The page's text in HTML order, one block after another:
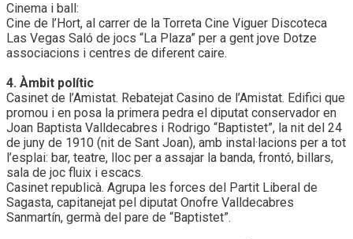
Cinema i ball:
Cine de l’Hort, al carrer de la Torreta Cine Viguer Discoteca
Las Vegas Saló de jocs “La Plaza” per a gent jove Dotze
associacions i centres de diferent caire.
4. Àmbit polític
Casinet de l’Amistat. Rebatejat Casino de l’Amistat. Edifici que
promou i en posa la primera pedra el diputat conservador en
Joan Baptista Valldecabres i Rodrigo “Baptistet”, la nit del 24
de juny de 1910 (nit de Sant Joan), amb instal·lacions per a tot
l’esplai: bar, teatre, lloc per a assajar la banda, frontó, billars,
sala de joc fluix i escacs.
Casinet republicà. Agrupa les forces del Partit Liberal de
Sagasta, capitanejat pel diputat Onofre Valldecabres
Sanmartín, germà del pare de “Baptistet”.